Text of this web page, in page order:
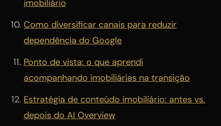
imobiliário
Como diversificar canais para reduzir
dependência do Google
Ponto de vista: o que aprendi
acompanhando imobiliárias na transição
Estratégia de conteúdo imobiliário: antes vs.
depois do AI Overview